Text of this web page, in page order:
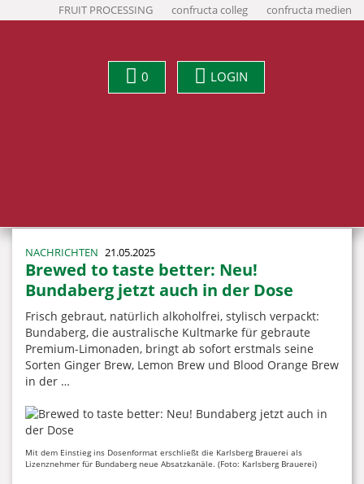
FRUIT PROCESSING confructa colleg confructa medien
0 LOGIN
NACHRICHTEN 21.05.2025
Brewed to taste better: Neu!
Bundaberg jetzt auch in der Dose
Frisch gebraut, natürlich alkoholfrei, stylisch verpackt:
Bundaberg, die australische Kultmarke für gebraute
Premium-Limonaden, bringt ab sofort erstmals seine
Sorten Ginger Brew, Lemon Brew und Blood Orange Brew
in der …
Mit dem Einstieg ins Dosenformat erschließt die Karlsberg Brauerei als
Lizenznehmer für Bundaberg neue Absatzkanäle. (Foto: Karlsberg Brauerei)